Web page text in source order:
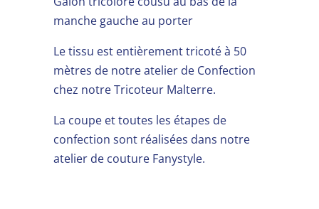
manche gauche au porter
Le tissu est entièrement tricoté à 50
mètres de notre atelier de Confection
chez notre Tricoteur Malterre.
La coupe et toutes les étapes de
confection sont réalisées dans notre
atelier de couture Fanystyle.